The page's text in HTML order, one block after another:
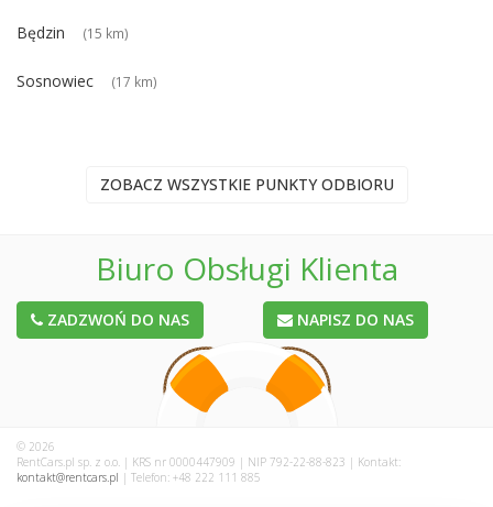
Będzin (15 km)
Sosnowiec (17 km)
ZOBACZ WSZYSTKIE PUNKTY ODBIORU
Biuro Obsługi Klienta
ZADZWOŃ DO NAS NAPISZ DO NAS
© 2026
RentCars.pl sp. z o.o. | KRS nr 0000447909 | NIP 792-22-88-823 | Kontakt:
kontakt@rentcars.pl | Telefon: +48 222 111 885